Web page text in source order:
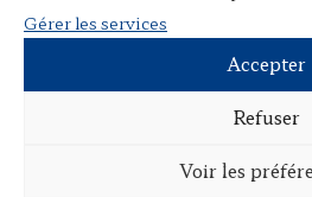
Gérer les services
Accepter
Refuser
Voir les